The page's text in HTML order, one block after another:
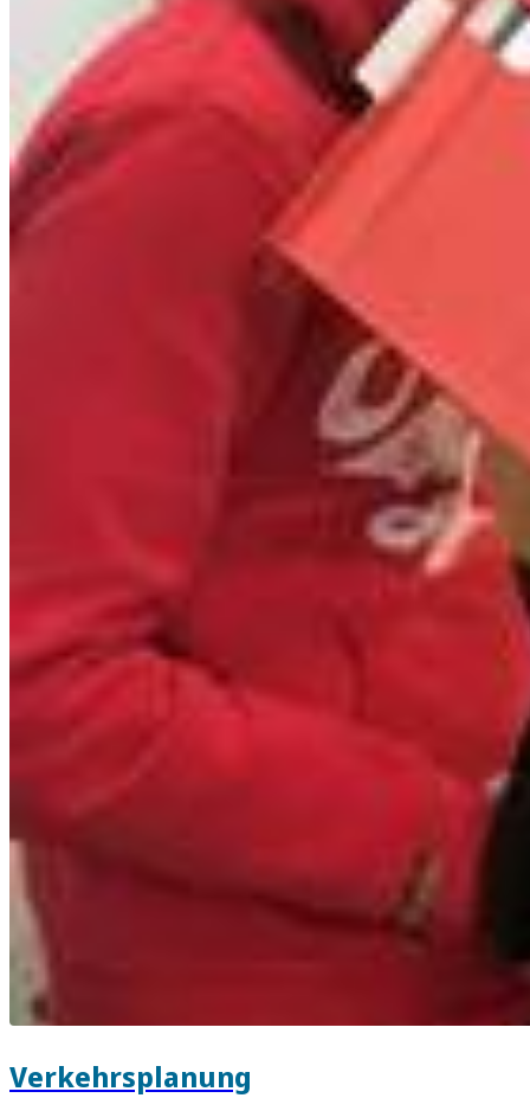
Verkehrsplanung